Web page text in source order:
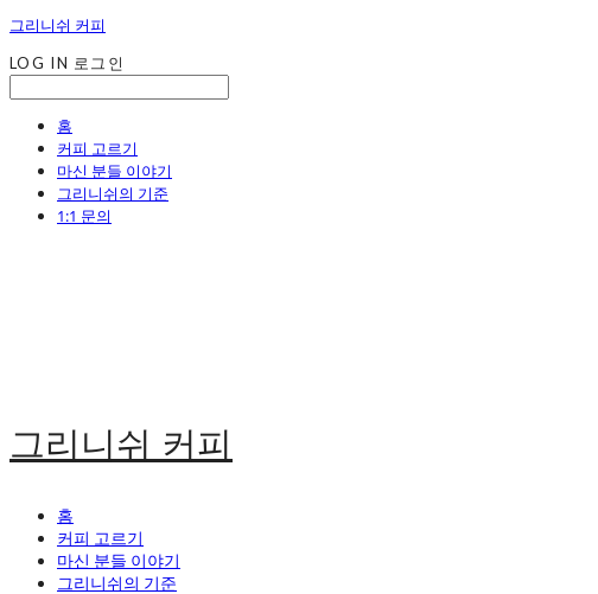
그리니쉬 커피
LOG IN 로그인
홈
커피 고르기
마신 분들 이야기
그리니쉬의 기준
1:1 문의
그리니쉬 커피
홈
커피 고르기
마신 분들 이야기
그리니쉬의 기준